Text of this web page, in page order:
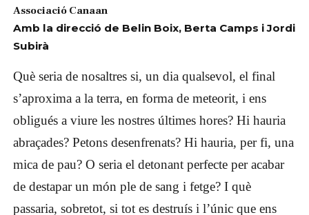
Associació Canaan
Amb la direcció de Belin Boix, Berta Camps i Jordi
Subirà
Què seria de nosaltres si, un dia qualsevol, el final
s’aproxima a la terra, en forma de meteorit, i ens
obligués a viure les nostres últimes hores? Hi hauria
abraçades? Petons desenfrenats? Hi hauria, per fi, una
mica de pau? O seria el detonant perfecte per acabar
de destapar un món ple de sang i fetge? I què
passaria, sobretot, si tot es destruís i l’únic que ens